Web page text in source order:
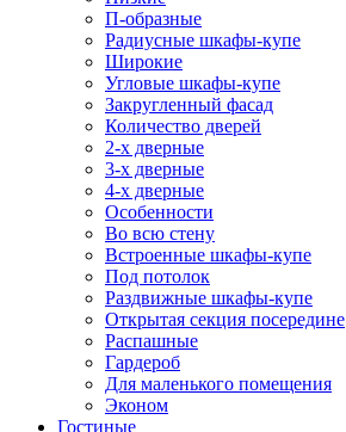
П-образные
Радиусные шкафы-купе
Широкие
Угловые шкафы-купе
Закругленный фасад
Количество дверей
2-х дверные
3-х дверные
4-х дверные
Особенности
Во всю стену
Встроенные шкафы-купе
Под потолок
Раздвижные шкафы-купе
Открытая секция посередине
Распашные
Гардероб
Для маленького помещения
Эконом
Гостиные